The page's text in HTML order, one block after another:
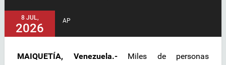
8 JUL,
2026
AP
MAIQUETÍA, Venezuela.-Miles de personas